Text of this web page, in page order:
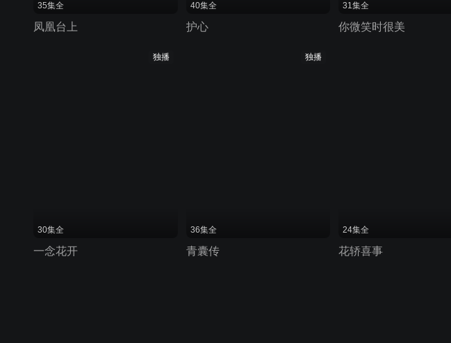
35集全
凤凰台上
40集全
护心
31集全
你微笑时很美
独播
30集全
一念花开
独播
36集全
青囊传
24集全
花轿喜事